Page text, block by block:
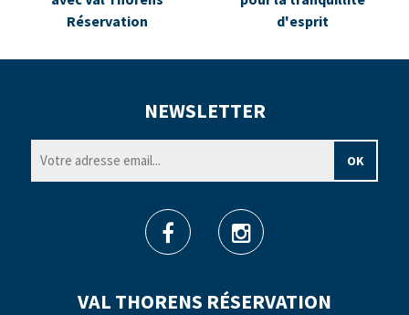
Réservation
d'esprit
VAL THORENS RÉSERVATION
NEWSLETTER